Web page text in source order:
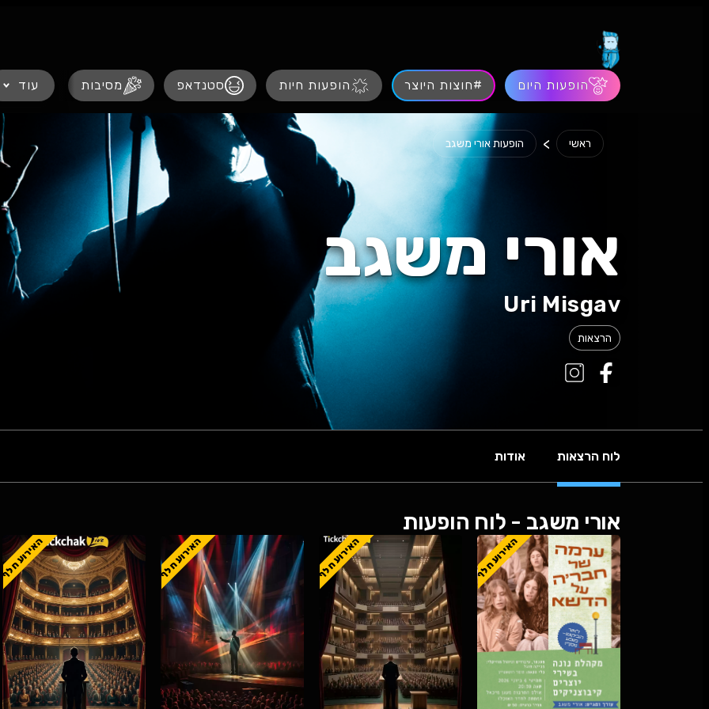
הופעות היום #חוצות היוצר הופעות חיות סטנדאפ מסיבות עוד
ראשי > הופעות אורי משגב
אורי משגב
Uri Misgav
הרצאות
לוח הרצאות אודות
אורי משגב - לוח הופעות
האירוע חלף האירוע חלף האירוע חלף האירוע חלף